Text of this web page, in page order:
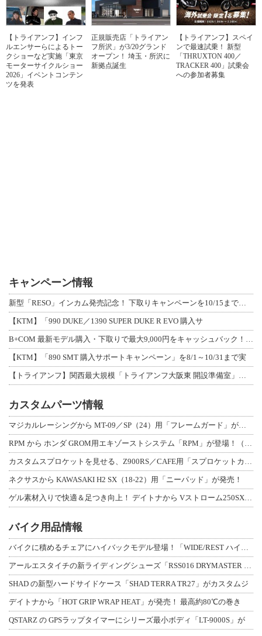
【トライアンフ】インフ
ルエンサーらによるトー
クショーなど実施「東京
モーターサイクルショー
2026」イベントコンテン
ツを発表
正規販売店「トライアン
フ所沢」が3/20グランド
オープン！ 埼玉・所沢に
新拠点誕生
【トライアンフ】スペイ
ンで最速試乗！ 新型
「THRUXTON 400／
TRACKER 400」試乗会
への参加者募集
キャンペーン情報
【KTM】「990 DUKE／1390 SUPER DUKE R EVO 購入サ
【KTM】「890 SMT 購入サポートキャンペーン」を8/1～10/31まで実
カスタムパーツ情報
ネクサスから KAWASAKI H2 SX（18-22）用「ニーパッド」が発売！
バイク用品情報
SHAD の新型ハードサイドケース「SHAD TERRA TR27」がカスタムジ
デイトナから「HOT GRIP WRAP HEAT」が発売！ 最高約80℃の巻き
QSTARZ の GPSラップタイマーにシリーズ最小ボディ「LT-9000S」が